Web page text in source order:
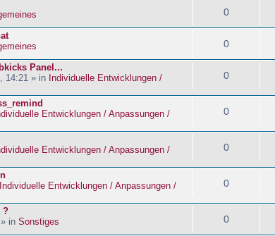
0
0
Panel...
14:21 » in Individuelle Entwicklungen /
0
Entwicklungen / Anpassungen /
0
Entwicklungen / Anpassungen /
0
Individuelle Entwicklungen / Anpassungen /
0
?
in Sonstiges 0